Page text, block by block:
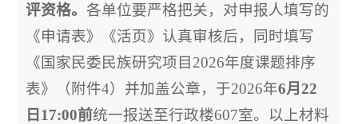
评资格。各单位要严格把关，对申报人填写的
《申请表》《活页》认真审核后，同时填写
《国家民委民族研究项目2026年度课题排序
表》（附件4）并加盖公章，于2026年6月22
日17:00前统一报送至行政楼607室。以上材料